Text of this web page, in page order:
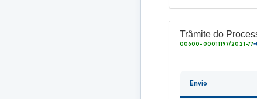
Trâmite do
00600-00011197/2021-77
Envio